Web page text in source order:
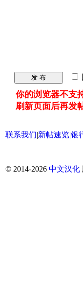
发 布
你的浏览器不支
刷新页面后再发
联系我们|新帖速览|银
© 2014-2026 中文汉化